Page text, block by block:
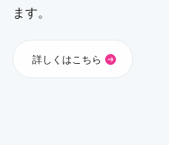
ます。
詳しくはこちら